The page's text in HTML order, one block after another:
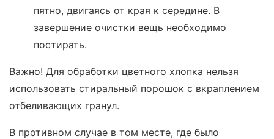
пятно, двигаясь от края к середине. В
завершение очистки вещь необходимо
постирать.
Важно! Для обработки цветного хлопка нельзя
использовать стиральный порошок с вкраплением
отбеливающих гранул.
В противном случае в том месте, где было